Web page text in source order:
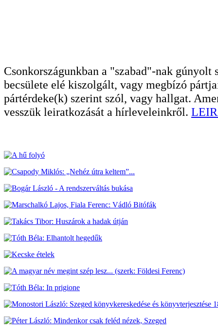
Csonkországunkban a "szabad"-nak
becsülete elé kiszolgált, vagy megbízó
pártérdeke(k) szerint szól, vagy hallgat.
vesszük leiratkozását a hírleveleinkről.